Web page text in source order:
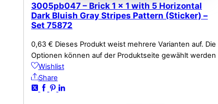
3005pb047 – Brick 1 x 1 with 5 Horizontal
Dark Bluish Gray Stripes Pattern (Sticker) –
Set 75872
0,63 € Dieses Produkt weist mehrere Varianten auf. Die
Optionen können auf der Produktseite gewählt werden
Wishlist
Share